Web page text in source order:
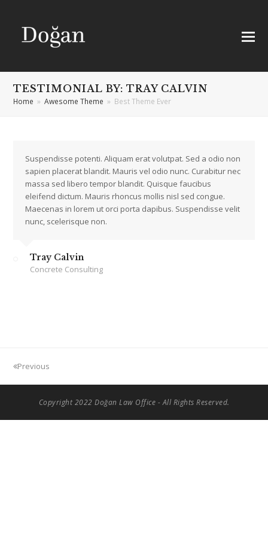
TESTIMONIAL BY: TRAY CALVIN
Home » Awesome Theme » Best Theme Ever
Suspendisse potenti. Aliquam erat volutpat. Sed a odio non
sapien placerat blandit. Mauris vel odio nunc. Curabitur nec
massa sed libero tempor blandit. Quisque faucibus
eleifend dictum. Mauris rhoncus mollis nisl sed congue.
Maecenas in lorem ut orci porta dapibus. Suspendisse velit
nunc, scelerisque non.
Tray Calvin
Concrete Consulting
Previous
Copyright 2022 Doğan Law Office - All Rights Reserved.